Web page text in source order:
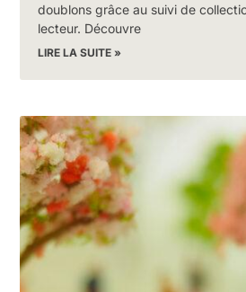
doublons grâce au suivi de
lecteur. Découvre
LIRE LA SUITE »